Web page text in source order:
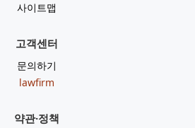
사이트맵
고객센터
문의하기
lawfirm
약관·정책